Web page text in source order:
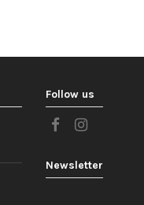
Follow us
Newsletter